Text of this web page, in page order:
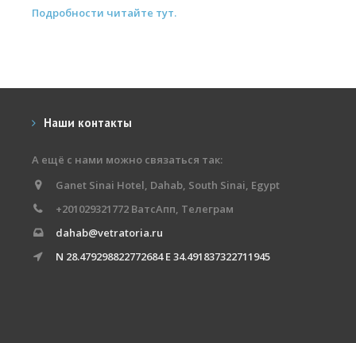
Подробности читайте тут.
Наши контакты
А ещё с нами можно связаться так:
Ganet Sinai Hotel, Dahab, South Sinai, Egypt
+201029321772 ВатсАпп, Телеграм
dahab@vetratoria.ru
N 28.479298822772684 E 34.491837322711945